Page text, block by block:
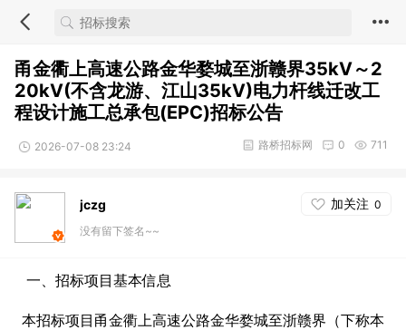
甬金衢上高速公路金华婺城至浙赣界35kV～2
20kV(不含龙游、江山35kV)电力杆线迁改工
程设计施工总承包(EPC)招标公告
2026-07-08 23:24 711
0
路桥招标网
jczg 加关注 0
没有留下签名~~
一、招标项目基本信息
本招标项目甬金衢上高速公路金华婺城至浙赣界（下称本